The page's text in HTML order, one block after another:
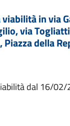
in via
via
Piazza della
dal 16/